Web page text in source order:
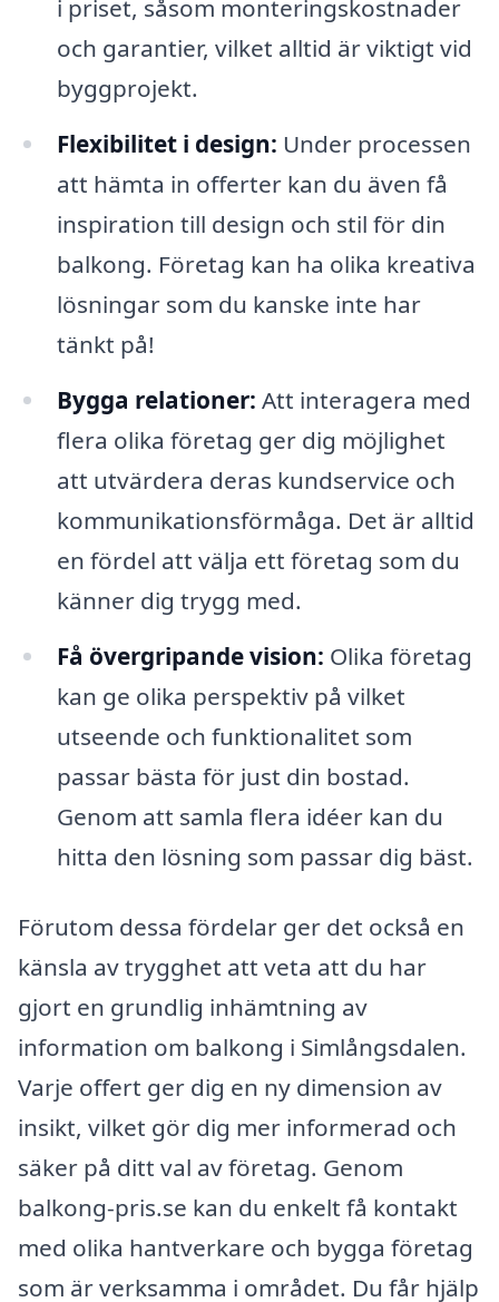
i priset, såsom monteringskostnader
och garantier, vilket alltid är viktigt vid
byggprojekt.
Flexibilitet i design: Under processen
att hämta in offerter kan du även få
inspiration till design och stil för din
balkong. Företag kan ha olika kreativa
lösningar som du kanske inte har
tänkt på!
Bygga relationer: Att interagera med
flera olika företag ger dig möjlighet
att utvärdera deras kundservice och
kommunikationsförmåga. Det är alltid
en fördel att välja ett företag som du
känner dig trygg med.
Få övergripande vision: Olika företag
kan ge olika perspektiv på vilket
utseende och funktionalitet som
passar bästa för just din bostad.
Genom att samla flera idéer kan du
hitta den lösning som passar dig bäst.
Förutom dessa fördelar ger det också en
känsla av trygghet att veta att du har
gjort en grundlig inhämtning av
information om balkong i Simlångsdalen.
Varje offert ger dig en ny dimension av
insikt, vilket gör dig mer informerad och
säker på ditt val av företag. Genom
balkong-pris.se kan du enkelt få kontakt
med olika hantverkare och bygga företag
som är verksamma i området. Du får hjälp